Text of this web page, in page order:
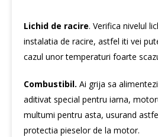
Lichid de racire. Verifica nivelul
instalatia de racire, astfel iti vei
cazul unor temperaturi foarte
Combustibil. Ai grija sa
aditivat special pentru iarna,
multumi pentru asta, usurand
protectia pieselor de la motor.